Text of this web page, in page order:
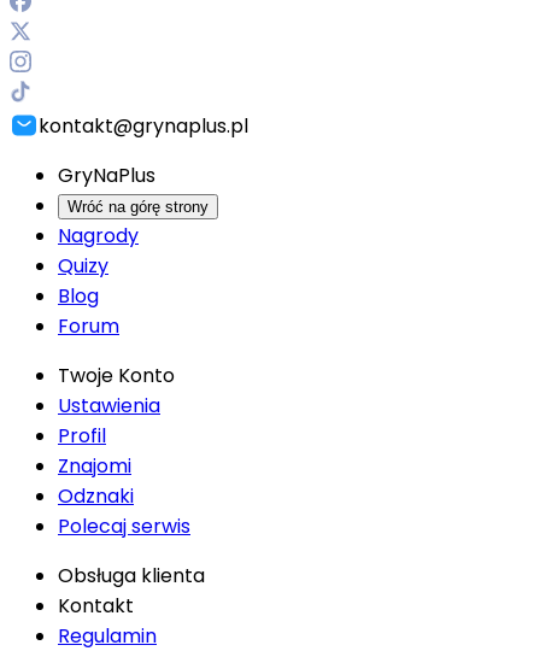
kontakt@grynaplus.pl
GryNaPlus
Wróć na górę strony
Nagrody
Quizy
Blog
Forum
Twoje Konto
Ustawienia
Profil
Znajomi
Odznaki
Polecaj serwis
Obsługa klienta
Kontakt
Regulamin